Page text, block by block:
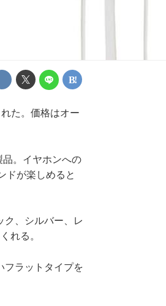
た。価格はオー
。イヤホンへの
ドが楽しめると
、シルバー、レ
れる。
ラットタイプを